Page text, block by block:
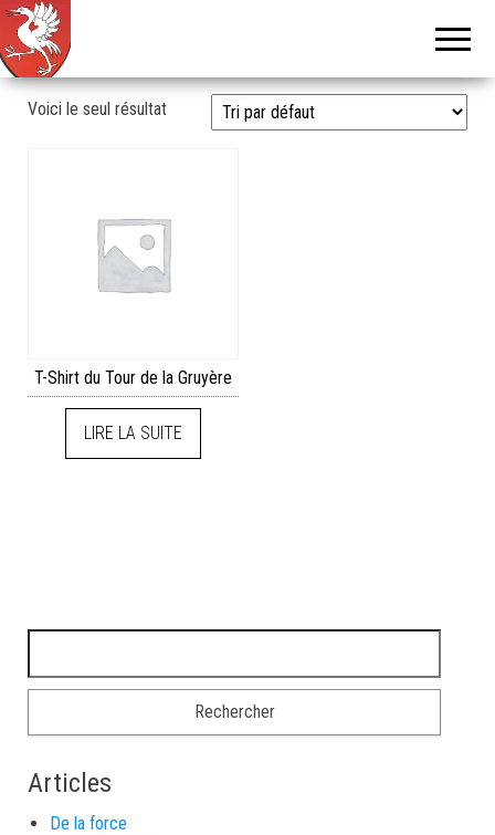
Gruyère
Voici le seul résultat
T-Shirt du Tour de la Gruyère
LIRE LA SUITE
Articles
De la force